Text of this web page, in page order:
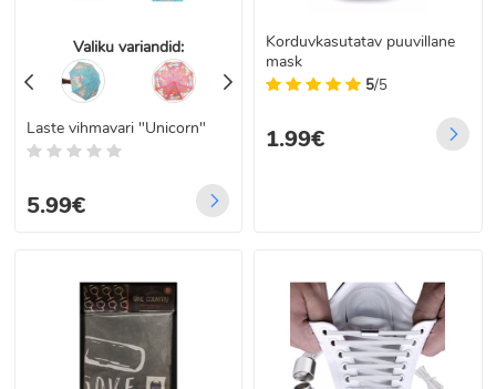
Valiku variandid:
Laste vihmavari "Unicorn"
5.99€
Korduvkasutatav puuvillane
mask
5/5
1.99€